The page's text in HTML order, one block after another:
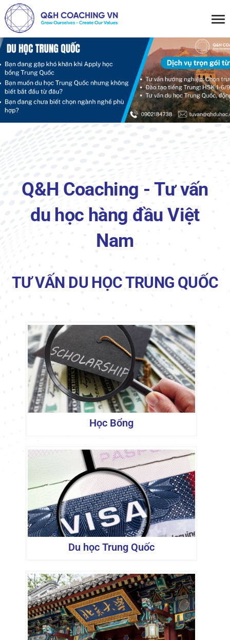
Q&H Coaching - Tư vấn
du học hàng đầu Việt
Nam
TƯ VẤN DU HỌC TRUNG QUỐC
Học Bổng
Du học Trung Quốc